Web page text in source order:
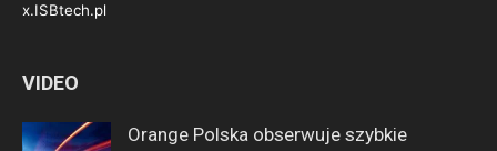
x.ISBtech.pl
VIDEO
Orange Polska obserwuje szybkie